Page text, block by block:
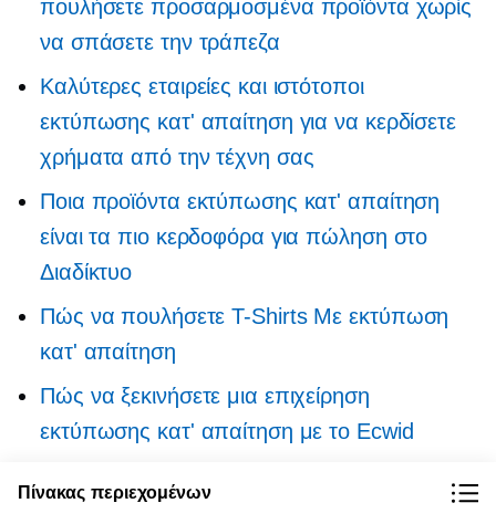
πουλήσετε προσαρμοσμένα προϊόντα χωρίς
να σπάσετε την τράπεζα
Καλύτερες εταιρείες και ιστότοποι
εκτύπωσης κατ' απαίτηση για να κερδίσετε
χρήματα από την τέχνη σας
Ποια προϊόντα εκτύπωσης κατ' απαίτηση
είναι τα πιο κερδοφόρα για πώληση στο
Διαδίκτυο
Πώς να πουλήσετεT-ShirtsΜε εκτύπωση
κατ' απαίτηση
Πώς να ξεκινήσετε μια επιχείρηση
εκτύπωσης κατ' απαίτηση με το Ecwid
Πίνακας περιεχομένων